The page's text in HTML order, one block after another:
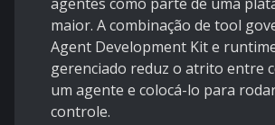
maior. A combinação de tool
Agent Development Kit e
gerenciado reduz o atrito entre
um agente e colocá-lo para
controle.